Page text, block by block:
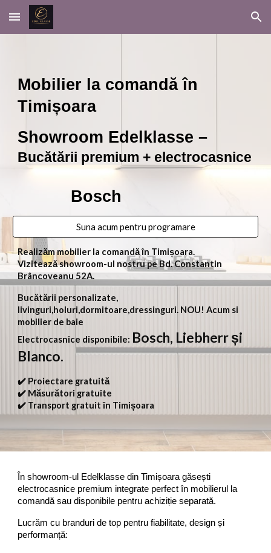
Skip to main content Skip to navigation
Mobilier la comandă în
Timișoara
Showroom Edelklasse –
Bucătării premium + electrocasnice
Bosch
Suna acum pentru programare
Realizăm mobilier la comandă în Timișoara.
Vizitează showroom-ul nostru pe Bd. Constantin
Brâncoveanu 52A.
Bucătării personalizate,
livinguri,holuri,dormitoare,dressinguri. NOU! Acum si
mobilier de baie
Electrocasnice disponibile: Bosch, Liebherr și
Blanco.
✔️ Proiectare gratuită
✔️ Măsurători gratuite
✔️ Transport gratuit în Timișoara
În showroom-ul Edelklasse din Timișoara găsești
electrocasnice premium integrate perfect în mobilierul la
comandă sau disponibile pentru achiziție separată.
Lucrăm cu branduri de top pentru fiabilitate, design și
performanță: